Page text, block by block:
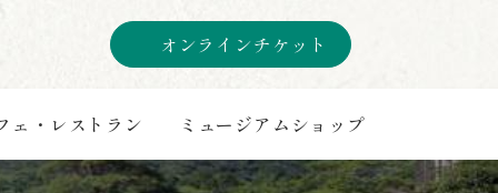
オンラインチケット
ェ・レストラン ミュージアムショップ